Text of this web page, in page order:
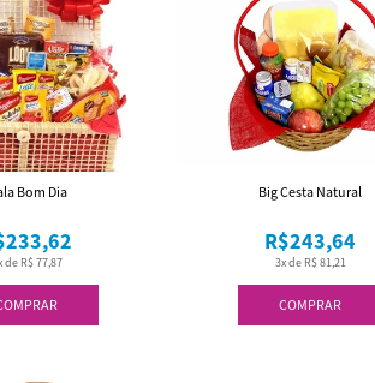
de R$ 77,87
Bom Dia
COMPRAR
3x de R$ 81,21
R$243,64
Big Cesta Natural